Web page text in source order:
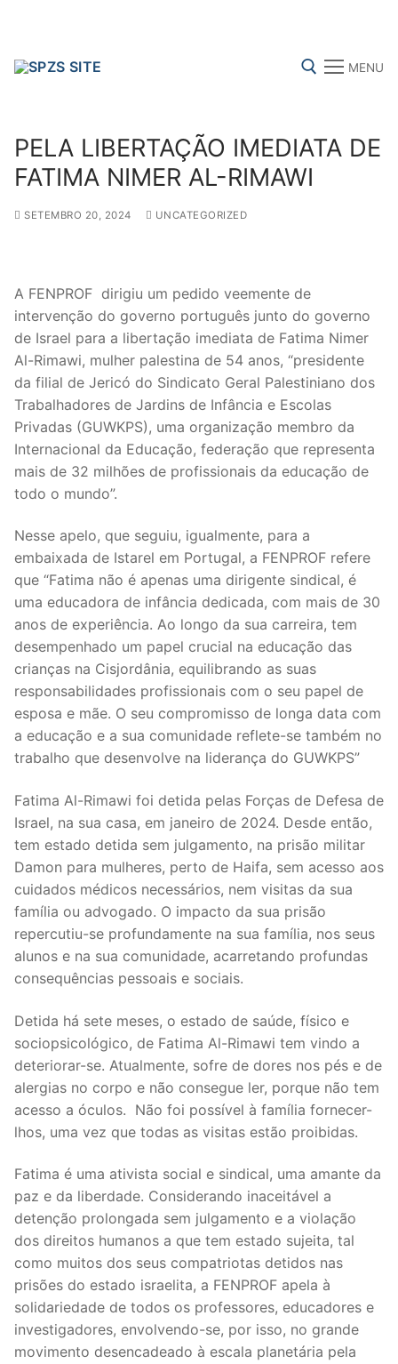
Search for:
MENU
FENPROF CGTP-IN FRENTE COMUM
for:
sindicalização
Notícias
Legislação
Sectores
PRÉ-ESCOLAR
1º CICLO
2º/3º CEB / SECUNDÁRIO
ENSINO ARTÍSTICO
EDUCAÇÃO ESPECIAL
PARTICULAR / IPSS / MISERICÓRDIAS
ENSINO SUPERIOR
PROFESSORES CONTRATADOS
DOCENTES APOSENTADOS
Formação
Área de Sócios
Revista Intervir
Contactos
PELA LIBERTAÇÃO IMEDIATA DE
FATIMA NIMER AL-RIMAWI
SETEMBRO 20, 2024 UNCATEGORIZED
A FENPROF dirigiu um pedido veemente de
intervenção do governo português junto do governo
de Israel para a libertação imediata de Fatima Nimer
Al-Rimawi, mulher palestina de 54 anos, “presidente
da filial de Jericó do Sindicato Geral Palestiniano dos
Trabalhadores de Jardins de Infância e Escolas
Privadas (GUWKPS), uma organização membro da
Internacional da Educação, federação que representa
mais de 32 milhões de profissionais da educação de
todo o mundo”.
Nesse apelo, que seguiu, igualmente, para a
embaixada de Istarel em Portugal, a FENPROF refere
que “Fatima não é apenas uma dirigente sindical, é
uma educadora de infância dedicada, com mais de 30
anos de experiência. Ao longo da sua carreira, tem
desempenhado um papel crucial na educação das
crianças na Cisjordânia, equilibrando as suas
responsabilidades profissionais com o seu papel de
esposa e mãe. O seu compromisso de longa data com
a educação e a sua comunidade reflete-se também no
trabalho que desenvolve na liderança do GUWKPS”
Fatima Al-Rimawi foi detida pelas Forças de Defesa de
Israel, na sua casa, em janeiro de 2024. Desde então,
tem estado detida sem julgamento, na prisão militar
Damon para mulheres, perto de Haifa, sem acesso aos
cuidados médicos necessários, nem visitas da sua
família ou advogado. O impacto da sua prisão
repercutiu-se profundamente na sua família, nos seus
alunos e na sua comunidade, acarretando profundas
consequências pessoais e sociais.
Detida há sete meses, o estado de saúde, físico e
sociopsicológico, de Fatima Al-Rimawi tem vindo a
deteriorar-se. Atualmente, sofre de dores nos pés e de
alergias no corpo e não consegue ler, porque não tem
acesso a óculos. Não foi possível à família fornecer-
lhos, uma vez que todas as visitas estão proibidas.
Fatima é uma ativista social e sindical, uma amante da
paz e da liberdade. Considerando inaceitável a
detenção prolongada sem julgamento e a violação
dos direitos humanos a que tem estado sujeita, tal
como muitos dos seus compatriotas detidos nas
prisões do estado israelita, a FENPROF apela à
solidariedade de todos os professores, educadores e
investigadores, envolvendo-se, por isso, no grande
movimento desencadeado à escala planetária pela